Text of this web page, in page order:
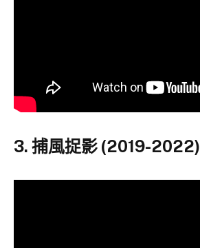
3. 捕風捉影 (2019-2022)